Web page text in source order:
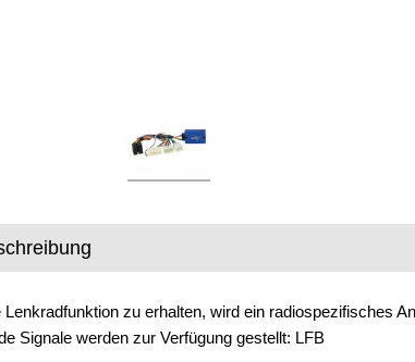
Lenkradfunktion zu erhalten, wird ein radiospezifisches
Signale werden zur Verfügung gestellt: LFB